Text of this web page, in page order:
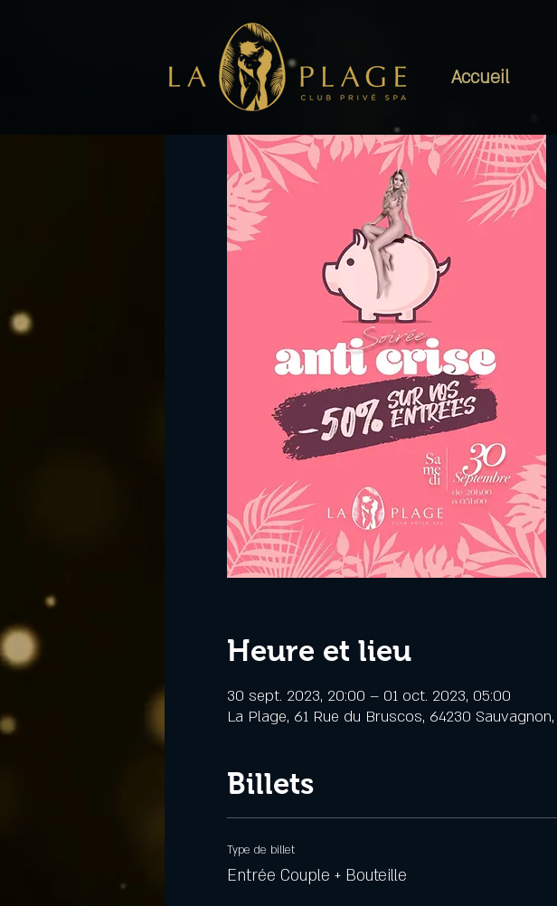
Accueil
Heure et lieu
30 sept. 2023, 20:00 – 01 oct. 2023, 05:00
La Plage, 61 Rue du Bruscos, 64230
Billets
Type de billet
Entrée Couple + Bouteille